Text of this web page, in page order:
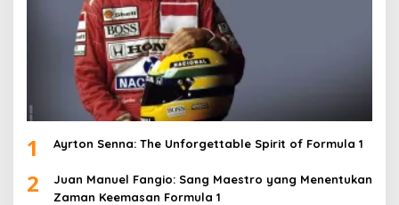
1 Ayrton Senna: The Unforgettable Spirit of Formula 1
2
Juan Manuel Fangio: Sang Maestro yang Menentukan
Zaman Keemasan Formula 1